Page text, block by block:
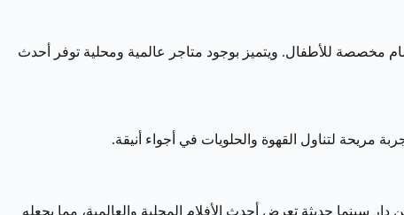
مخصصة للأطفال. ويتميز بوجود متاجر عالمية ومحلية توفر أحدث
مريحة لتناول القهوة والحلويات في أجواء أنيقة.
سينما حديثة تعرض أحدث الأفلام المحلية والعالمية، مما يجعله